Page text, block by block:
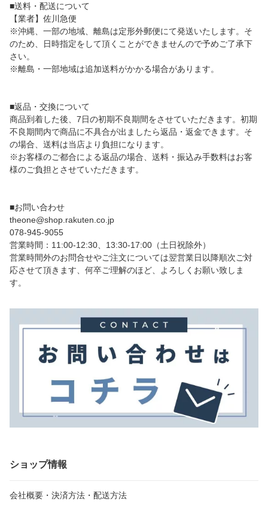
■送料・配送について
【業者】佐川急便
※沖縄、一部の地域、離島は定形外郵便にて発送いたします。そ
のため、日時指定をして頂くことができませんので予めご了承下
さい。
※離島・一部地域は追加送料がかかる場合があります。
■返品・交換について
商品到着した後、7日の初期不良期間をさせていただきます。初期
不良期間内で商品に不具合が出ましたら返品・返金できます。そ
の場合、送料は当店より負担になります。
※お客様のご都合による返品の場合、送料・振込み手数料はお客
様のご負担とさせていただきます。
■お問い合わせ
theone@shop.rakuten.co.jp
078-945-9055
営業時間：11:00-12:30、13:30-17:00（土日祝除外）
営業時間外のお問合せやご注文については翌営業日以降順次ご対
応させて頂きます、何卒ご理解のほど、よろしくお願い致しま
す。
ショップ情報
会社概要・決済方法・配送方法